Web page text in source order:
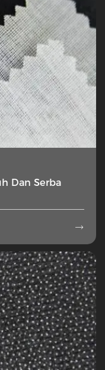
Dan Serba
